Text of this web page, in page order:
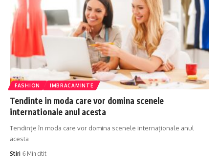
FASHION IMBRACAMINTE
Tendinte in moda care vor domina scenele
internationale anul acesta
Tendințe în moda care vor domina scenele internaționale anul
acesta
Stiri 6 Min citit